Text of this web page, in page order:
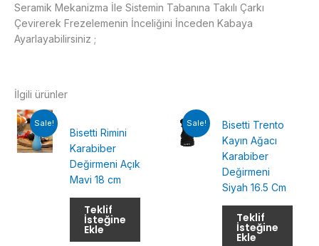
Seramik Mekanizma İle Sistemin Tabanına Takılı Çarkı
Çevirerek Frezelemenin İnceliğini İnceden Kabaya
Ayarlayabilirsiniz ;
İlgili ürünler
Sale!
Bisetti Rimini
Karabiber
Değirmeni Açık
Mavi 18 cm
Teklif
İsteğine
Ekle
Sale!
Bisetti Trento
Kayın Ağacı
Karabiber
Değirmeni
Siyah 16.5 Cm
Teklif
İsteğine
Ekle